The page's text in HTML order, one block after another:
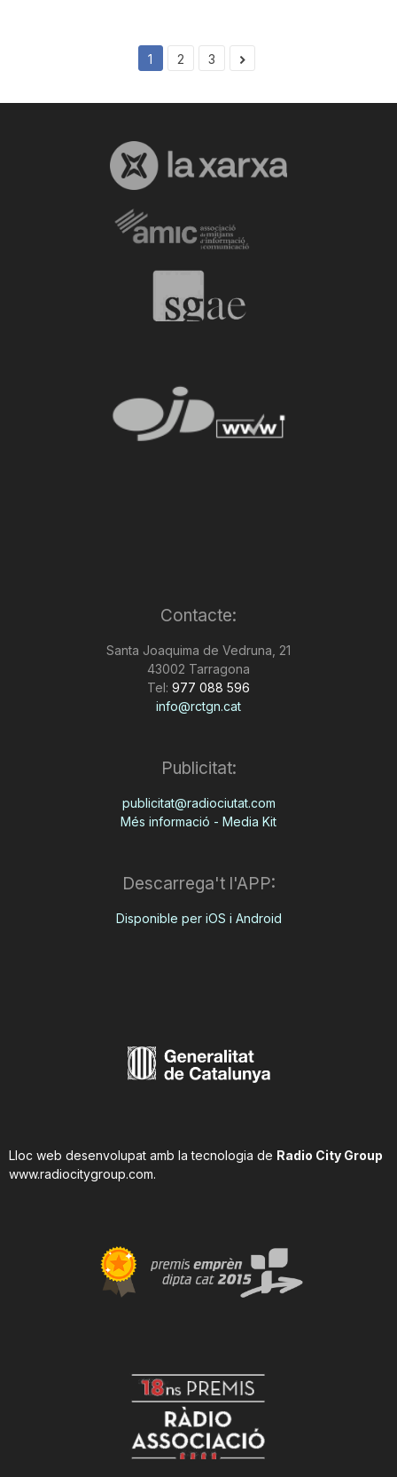
1 2 3
Contacte:
Santa Joaquima de Vedruna, 21
43002 Tarragona
Tel: 977 088 596
info@rctgn.cat
Publicitat:
publicitat@radiociutat.com
Més informació - Media Kit
Descarrega't l'APP:
Disponible per iOS i Android
Lloc web desenvolupat amb la tecnologia de Radio City Group
www.radiocitygroup.com.